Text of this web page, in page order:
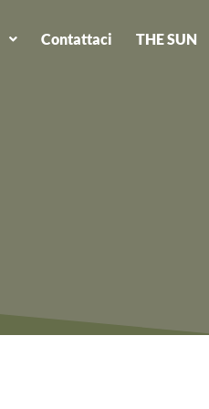
Contattaci THE SUN